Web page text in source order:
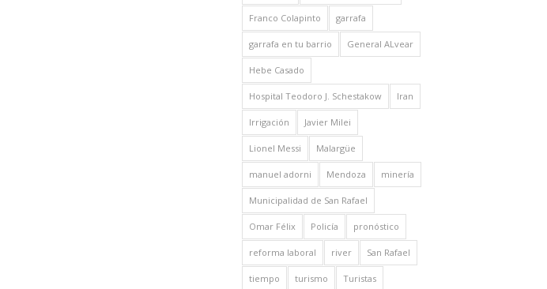
Franco Colapinto garrafa
garrafa en tu barrio General ALvear
Hebe Casado
Hospital Teodoro J. Schestakow Iran
Irrigación Javier Milei
Lionel Messi Malargüe
manuel adorni Mendoza minería
Municipalidad de San Rafael
Omar Félix Policía pronóstico
reforma laboral river San Rafael
tiempo turismo Turistas